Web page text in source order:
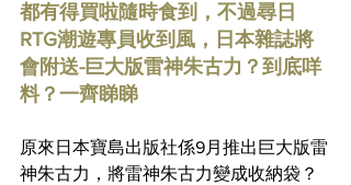
都有得買啦隨時食到，不過尋日
RTG潮遊專員收到風，日本雜誌將
會附送-巨大版雷神朱古力？到底咩
料？一齊睇睇
原來日本寶島出版社係9月推出巨大版雷
神朱古力，將雷神朱古力變成收納袋？